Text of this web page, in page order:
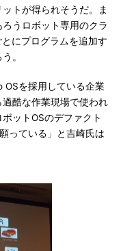
トが得られそうだ。ま
うロボット専用のクラ
にプログラムを追加す
。
を採用している企業
酷な作業現場で使われ
ットOSのデファクト
っている」と吉崎氏は